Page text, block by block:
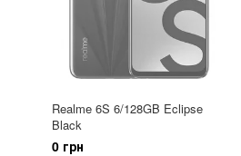
Realme 6S 6/128GB Eclipse
Black
0 грн